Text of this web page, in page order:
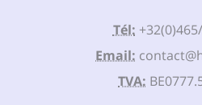
Tél:
Email:
TVA: